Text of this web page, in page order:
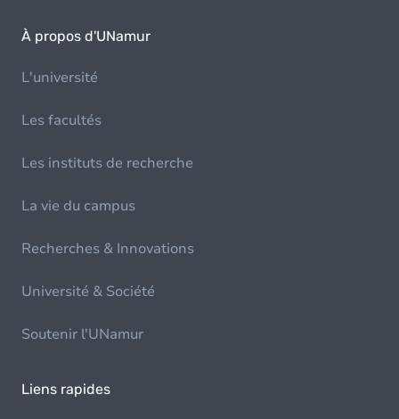
À propos d'UNamur
L'université
Les facultés
Les instituts de recherche
La vie du campus
Recherches & Innovations
Université & Société
Soutenir l'UNamur
Liens rapides